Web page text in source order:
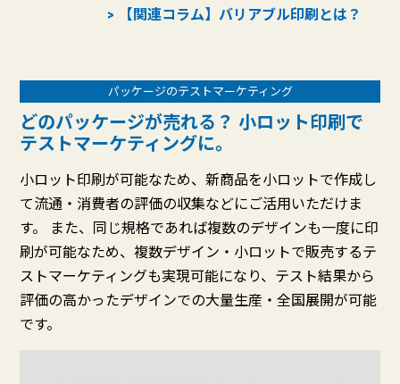
【関連コラム】バリアブル印刷とは？
パッケージのテストマーケティング
どのパッケージが売れる？ 小ロット印刷で
テストマーケティングに。
小ロット印刷が可能なため、新商品を小ロットで作成し
て流通・消費者の評価の収集などにご活用いただけま
す。 また、同じ規格であれば複数のデザインも一度に印
刷が可能なため、複数デザイン・小ロットで販売するテ
ストマーケティングも実現可能になり、テスト結果から
評価の高かったデザインでの大量生産・全国展開が可能
です。